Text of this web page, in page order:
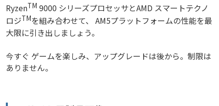
RyzenTM 9000 シリーズプロセッサとAMD スマートテクノ
ロジTMを組み合わせて、 AM5プラットフォームの性能を最
大限に引き出しましょう。
今すぐ ゲームを楽しみ、アップグレードは後から。制限は
ありません。